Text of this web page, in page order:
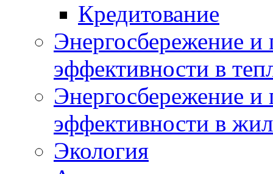
Кредитование
Энергосбережение и
эффективности в
Энергосбережение и
эффективности в
Экология